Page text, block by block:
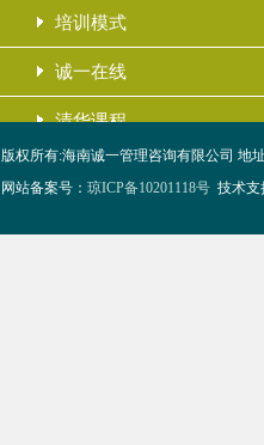
培训模式
诚一在线
清华课程
版权所有:海南诚一管理咨询有限公司 地
网站备案号： 琼ICP备10201118号技术支